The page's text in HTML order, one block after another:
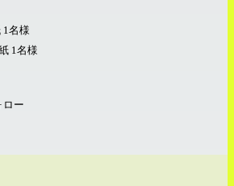
1名様
1名様
ロー